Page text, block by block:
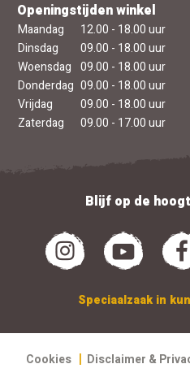
Openingstijden winkel
Maandag
12.00 - 18.00 uur
Dinsdag
09.00 - 18.00 uur
Woensdag 09.00 - 18.00 uur
Donderdag 09.00 - 18.00 uur
Vrijdag
09.00 - 18.00 uur
Zaterdag
09.00 - 17.00 uur
Blijf op de
Speciaalzaak in
Cookies | Disclaimer &